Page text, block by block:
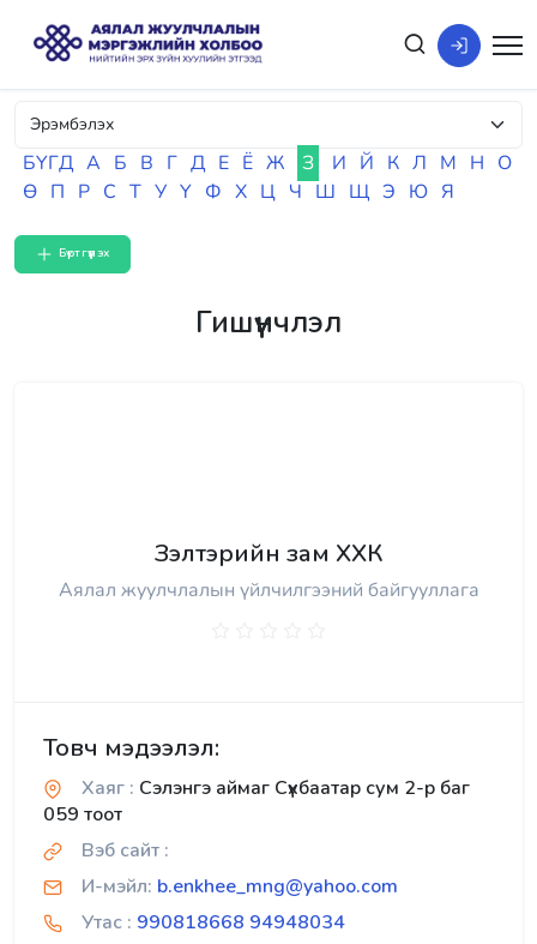
БҮГД А Б В Г Д Е Ё Ж З И Й К Л М Н О
Ө П Р С Т У Ү Ф Х Ц Ч Ш Щ Э Ю Я
Бүртгүүлэх
Гишүүнчлэл
Зэлтэрийн зам ХХК
Аялал жуулчлалын үйлчилгээний байгууллага
Товч мэдээлэл:
Хаяг : Сэлэнгэ аймаг Сүхбаатар сум 2-р баг
059 тоот
Вэб сайт :
И-мэйл: b.enkhee_mng@yahoo.com
Утас : 990818668 94948034